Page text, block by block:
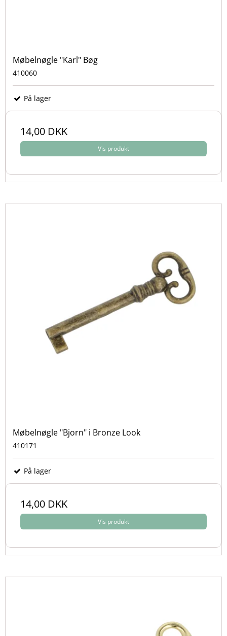
Møbelnøgle "Karl" Bøg
410060
På lager
14,00 DKK
Vis produkt
Møbelnøgle "Bjorn" i Bronze Look
410171
På lager
14,00 DKK
Vis produkt